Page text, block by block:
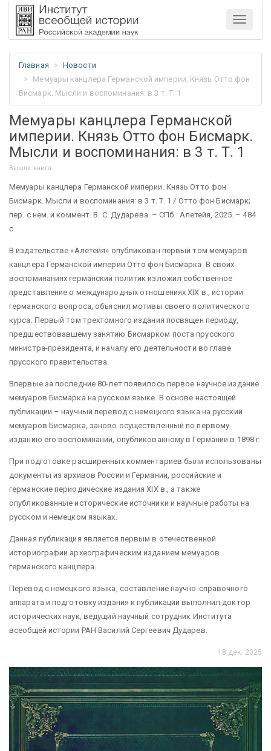
Меню
Главная
Новости
Мемуары канцлера Германской империи. Князь Отто фон
Бисмарк. Мысли и воспоминания: в 3 т. Т. 1
Мемуары канцлера Германской
империи. Князь Отто фон Бисмарк.
Мысли и воспоминания: в 3 т. Т. 1
Вышла книга
Мемуары канцлера Германской империи. Князь Отто фон
Бисмарк. Мысли и воспоминания: в 3 т. Т. 1 / Отто фон Бисмарк;
пер. с нем. и коммент. В. С. Дударева. – СПб.: Алетейя, 2025. – 484
с.
В издательстве «Алетейя» опубликован первый том мемуаров
канцлера Германской империи Отто фон Бисмарка. В своих
воспоминаниях германский политик изложил собственное
представление о международных отношениях XIX в., истории
германского вопроса, объяснил мотивы своего политического
курса. Первый том трехтомного издания посвящен периоду,
предшествовавшему занятию Бисмарком поста прусского
министра-президента, и началу его деятельности во главе
прусского правительства.
Впервые за последние 80-лет появилось первое научное издание
мемуаров Бисмарка на русском языке. В основе настоящей
публикации – научный перевод с немецкого языка на русский
мемуаров Бисмарка, заново осуществленный по первому
изданию его воспоминаний, опубликованному в Германии в 1898 г.
При подготовке расширенных комментариев были использованы
документы из архивов России и Германии, российские и
германские периодические издания XIX в., а также
опубликованные исторические источники и научные работы на
русском и немецком языках.
Данная публикация является первым в отечественной
историографии археографическим изданием мемуаров
германского канцлера.
Перевод с немецкого языка, составление научно-справочного
аппарата и подготовку издания к публикации выполнил доктор
исторических наук, ведущий научный сотрудник Института
всеобщей истории РАН Василий Сергеевич Дударев.
18 дек. 2025